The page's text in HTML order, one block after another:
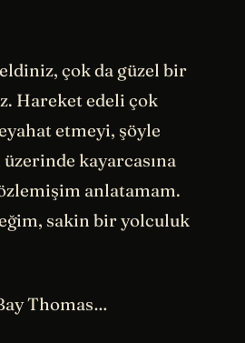
çok da güzel bir
Hareket edeli çok
etmeyi, şöyle
üzerinde kayarcasına
anlatamam.
sakin bir yolculuk
Thomas…